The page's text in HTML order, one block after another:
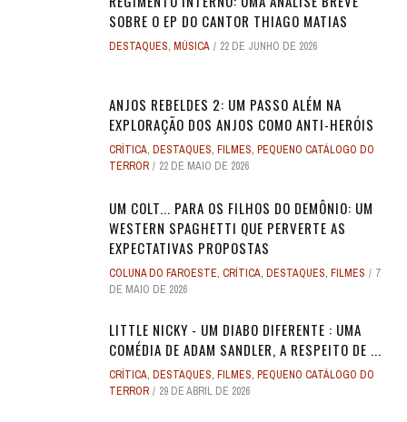
SOBRE O EP DO CANTOR THIAGO MATIAS
DESTAQUES, MÚSICA 22 DE JUNHO DE 2026
ANJOS REBELDES 2: UM PASSO ALÉM NA
EXPLORAÇÃO DOS ANJOS COMO ANTI-HERÓIS
CRÍTICA, DESTAQUES, FILMES, PEQUENO CATÁLOGO DO
TERROR
22 DE MAIO DE 2026
UM COLT... PARA OS FILHOS DO DEMÔNIO: UM
WESTERN SPAGHETTI QUE PERVERTE AS
EXPECTATIVAS PROPOSTAS
COLUNA DO FAROESTE, CRÍTICA, DESTAQUES, FILMES
7
DE MAIO DE 2026
LITTLE NICKY - UM DIABO DIFERENTE : UMA
COMÉDIA DE ADAM SANDLER, A RESPEITO DE ...
CRÍTICA, DESTAQUES, FILMES, PEQUENO CATÁLOGO DO
TERROR
29 DE ABRIL DE 2026